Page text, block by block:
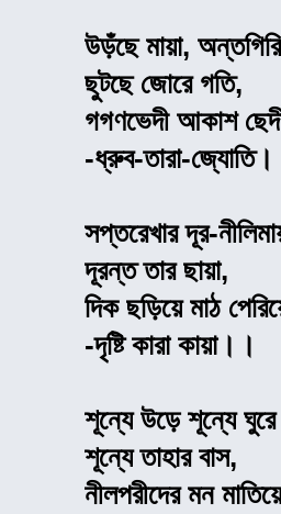
উড়ঁছে মায়া, অন্তগিরি
ছুটছে জোরে গতি,
গগণভেদী আকাশ
-ধ্রুব-তারা-
সপ্তরেখার দূর-
দূরন্ত তার ছায়া,
দিক ছড়িয়ে মাঠ
-দৃষ্টি কারা কায়া।।
শূন্যে উড়ে শূন্যে ঘুরে
শূন্যে তাহার বাস,
নীলপরীদের মন মাতিয়ে